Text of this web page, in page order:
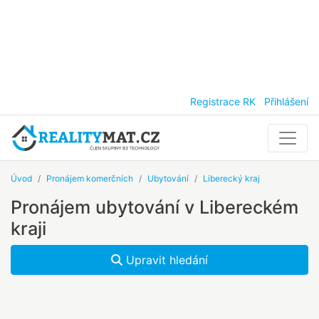
Registrace RK Přihlášení
Úvod Pronájem komerčních Ubytování Liberecký kraj
Pronájem ubytování v Libereckém
kraji
Upravit hledání